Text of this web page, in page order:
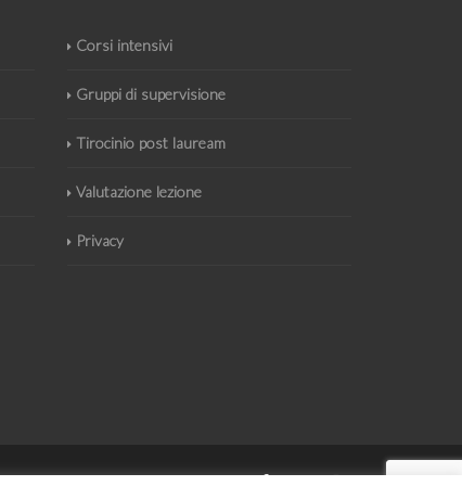
Corsi intensivi
Gruppi di supervisione
Tirocinio post lauream
Valutazione lezione
Privacy